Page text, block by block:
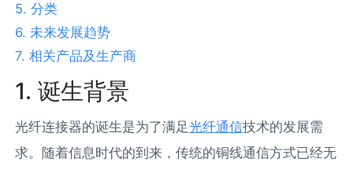
5. 分类
6. 未来发展趋势
7. 相关产品及生产商
1. 诞生背景
光纤连接器的诞生是为了满足光纤通信技术的发展需
求。随着信息时代的到来，传统的铜线通信方式已经无